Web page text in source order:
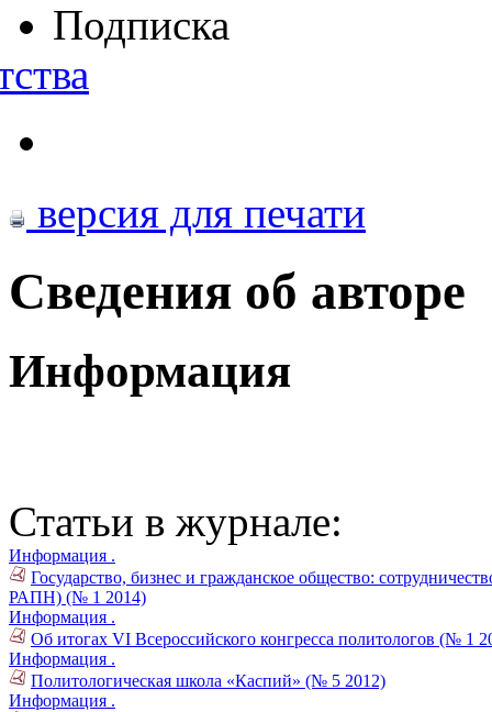
Подписка
версия для печати
Сведения об авторе
Информация
Статьи в журнале:
Информация .
Государство, бизнес и гражданское общество:
РАПН) (№ 1 2014)
Информация .
Об итогах VI Всероссийского конгресса политологов (№ 1
Информация .
Политологическая школа «Каспий» (№ 5 2012)
Информация .